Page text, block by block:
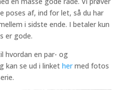
poses af, ind for let, så du har
i sidste ende. I betaler kun
er gode.
hvordan en par- og
kan se ud i linket hermed fotos